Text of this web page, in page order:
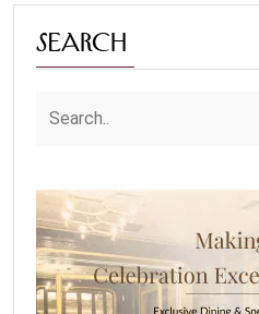
Search